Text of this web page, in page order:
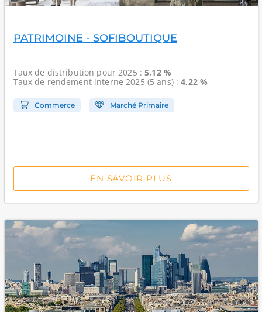
PATRIMOINE - SOFIBOUTIQUE
Taux de distribution pour 2025 :5,12 %
Taux de rendement interne2025 (5 ans) :4,22 %
Commerce Marché Primaire
EN SAVOIR PLUS